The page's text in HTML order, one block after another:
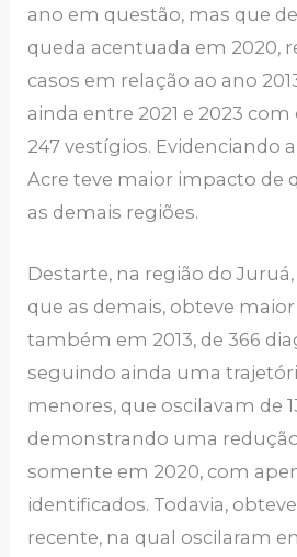
ano em questão, mas que
queda acentuada em 2020,
casos em relação ao ano
ainda entre 2021 e 2023 com
247 vestígios. Evidenciando
Acre teve maior impacto de
as demais regiões.
Destarte, na região do
que as demais, obteve
também em 2013, de 366
seguindo ainda uma
menores, que oscilavam de
demonstrando uma
somente em 2020, com
identificados. Todavia,
recente, na qual oscilaram